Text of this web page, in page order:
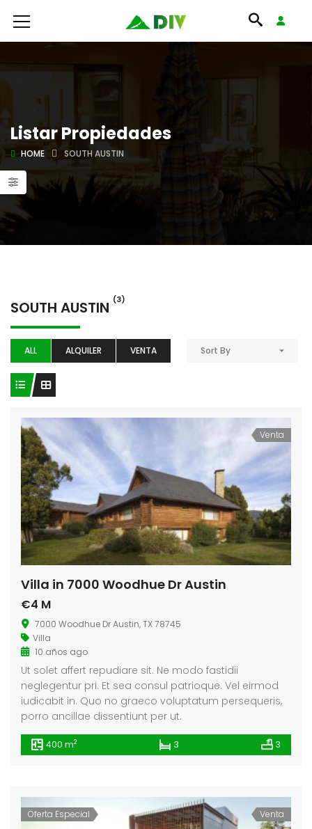
Listar Propiedades
HOME SOUTH AUSTIN
SOUTH AUSTIN (3)
ALL ALQUILER VENTA Sort By
Venta
Villa in 7000 Woodhue Dr Austin
€4 M
7000 Woodhue Dr Austin, TX 78745
Villa
10 años ago
Ut solet affert repudiare sit. Ne modo fastidii
neglegentur pri. Et sea consul patrioque. Vel eirmod
iudicabit in. Quo no graeco voluptatum persequeris,
porro ancillae dissentiunt per ut.
400 m2 3 3
Oferta Especial Venta
Maroma
-4.184377661723349
€3 K/ Month
1911 Sunset Blvd Los Angeles, CA 90026